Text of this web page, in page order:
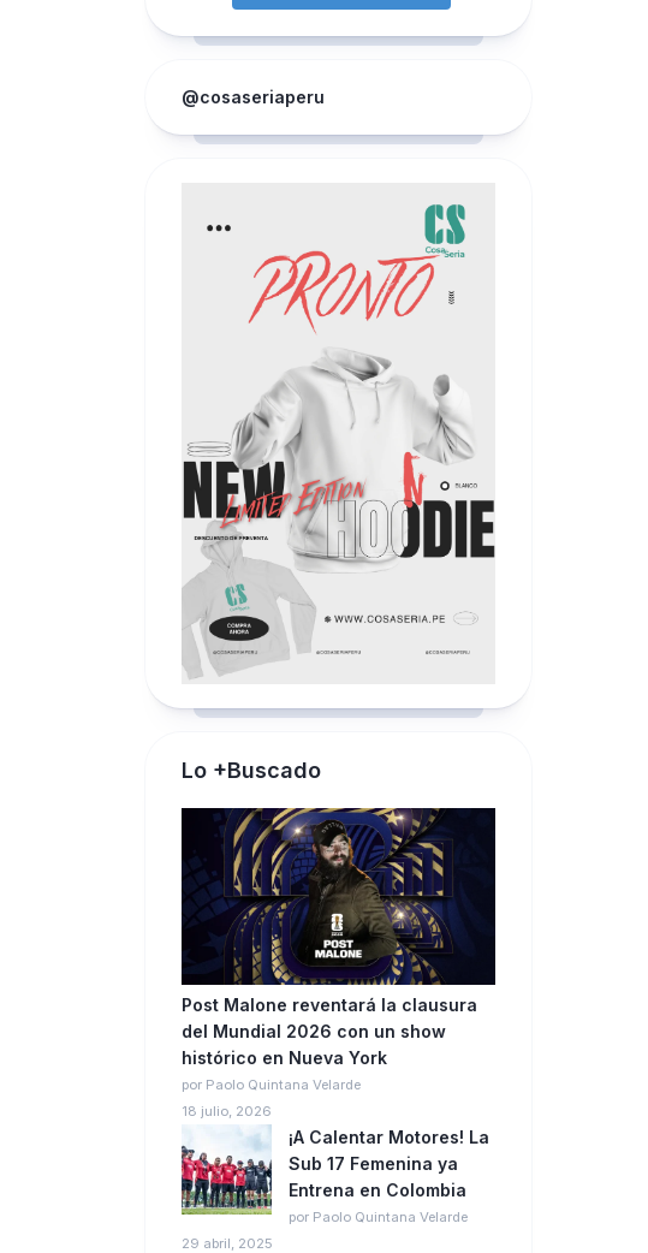
@cosaseriaperu
Lo +Buscado
Post Malone reventará la clausura
del Mundial 2026 con un show
histórico en Nueva York
por Paolo Quintana Velarde
18 julio, 2026
¡A Calentar Motores! La
Sub 17 Femenina ya
Entrena en Colombia
por Paolo Quintana Velarde
29 abril, 2025